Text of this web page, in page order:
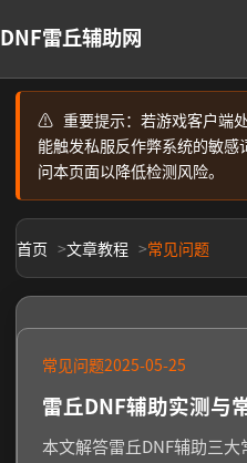
DNF雷丘辅助网
⚠️ 重要提示：若游戏客户端
能触发私服反作弊系统的敏
问本页面以降低检测风险。
首页 文章教程 常见问题
常见问题2025-05-25
雷丘DNF辅助实测与
本文解答雷丘DNF辅助三